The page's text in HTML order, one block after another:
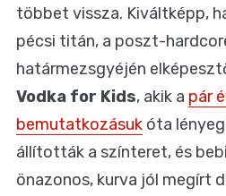
többet vissza. Kiváltképp,
pécsi titán, a poszt-
határmezsgyéjén
Vodka for Kids, akik a pár
bemutatkozásuk óta
állították a színteret, és
önazonos, kurva jól megírt